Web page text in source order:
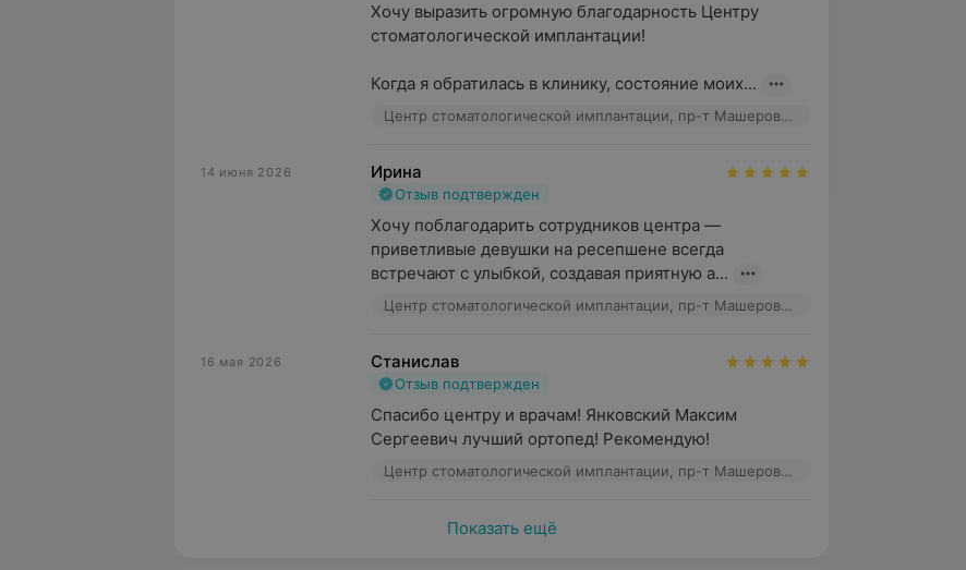
Хочу выразить огромную благодарность Центру
стоматологической имплантации!
Когда я обратилась в клинику, состояние моих...
Центр стоматологической имплантации, пр-т Машерова, 17к2
14 июня 2026 Ирина
Отзыв подтвержден
Хочу поблагодарить сотрудников центра —
приветливые девушки на ресепшене всегда
встречают с улыбкой, создавая приятную а...
Центр стоматологической имплантации, пр-т Машерова, 17к2
16 мая 2026 Станислав
Отзыв подтвержден
Спасибо центру и врачам! Янковский Максим
Сергеевич лучший ортопед! Рекомендую!
Центр стоматологической имплантации, пр-т Машерова, 17к2
Показать ещё